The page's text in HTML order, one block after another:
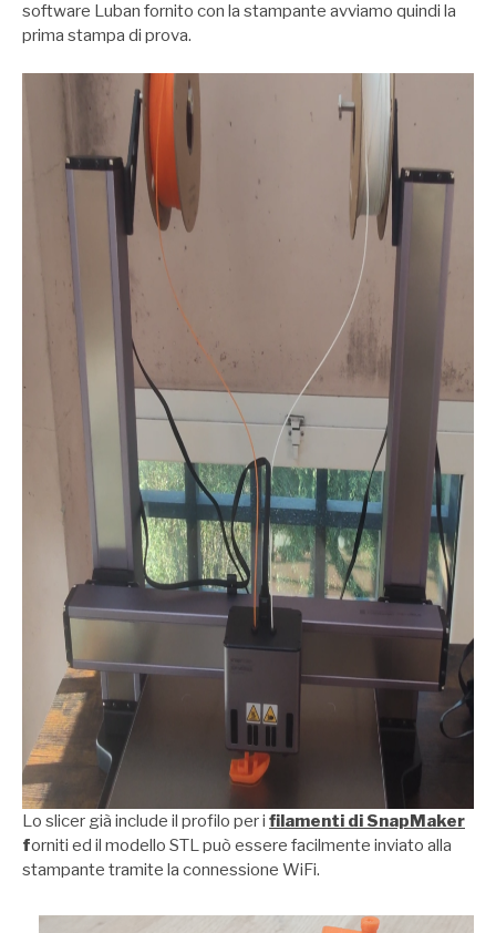
software Luban fornito con la stampante avviamo quindi la
prima stampa di prova.
Lo slicer già include il profilo per i filamenti di SnapMaker
forniti ed il modello STL può essere facilmente inviato alla
stampante tramite la connessione WiFi.